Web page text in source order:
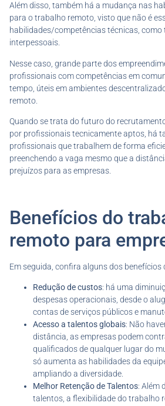
Além disso, também há a mudança nas
para o trabalho remoto, visto que não é
habilidades/competências técnicas,
interpessoais.
Nesse caso, grande parte dos
profissionais com competências em
tempo, úteis em ambientes
remoto.
Quando se trata do futuro do
por profissionais tecnicamente aptos, há
profissionais que trabalhem de forma
preenchendo a vaga mesmo que a
prejuízos para as empresas.
Benefícios do
remoto para
Em seguida, confira alguns dos
Redução de custos: há uma
despesas operacionais, desde o
contas de serviços públicos e
Acesso a talentos globais: Não
distância, as empresas podem
qualificados de qualquer lugar do
só aumenta as habilidades da
ampliando a diversidade.
Melhor Retenção de Talentos: Além
talentos, a flexibilidade do trabalho